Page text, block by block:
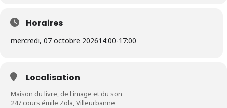
Horaires
mercredi, 07 octobre 202614:00-17:00
Localisation
Maison du livre, de l'image et du son
247 cours émile Zola, Villeurbanne